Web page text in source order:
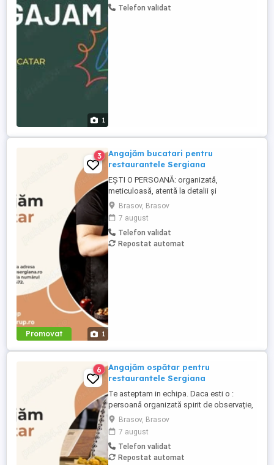
1
dar nu este obligatorie; Abilitatea de a
Telefon validat
Promovat 1
3
Angajăm bucatari pentru
restaurantele Sergiana
EȘTI O PERSOANĂ: organizată,
meticuloasă, atentă la detalii și
responsabilă si ai lucrat pe sectia ciorbe,
paneuri garnituri si gratar CEEA CE
TREBUIE SĂ FACI : verificarea stocurilor de
materii prime, semipreparate și produse
finite, la începutul fiecărei ture de lucru
Brasov, Brasov
7 august
Telefon validat
Repostat automat
6
Angajăm ospătar pentru
restaurantele Sergiana
Te asteptam in echipa. Daca esti o :
persoană organizată spirit de observație,
atenție distributivă viteză de lucru
aptitudini de comunicare asumarea
responsabilităților și rezistență la stres
toleranță, competențe în gestionarea
posibilelor conflicte Ce trebuie sa faci?
Brasov, Brasov
7 august
Telefon validat
Repostat automat